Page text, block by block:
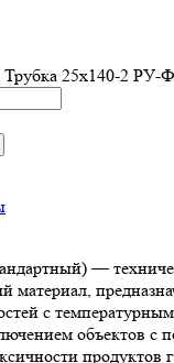
Трубка 25х140-2
—
материал,
с
объектов
продуктов